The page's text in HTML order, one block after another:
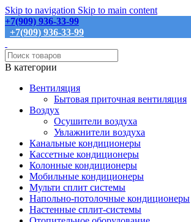
Skip to navigation Skip to main content
+7(909) 936-33-99
+7(909) 936-33-99
В категории
Вентиляция
Бытовая приточная вентиляция
Воздух
Осушители воздуха
Увлажнители воздуха
Канальные кондиционеры
Кассетные кондиционеры
Колонные кондиционеры
Мобильные кондиционеры
Мульти сплит системы
Напольно-потолочные кондиционеры
Настенные сплит-системы